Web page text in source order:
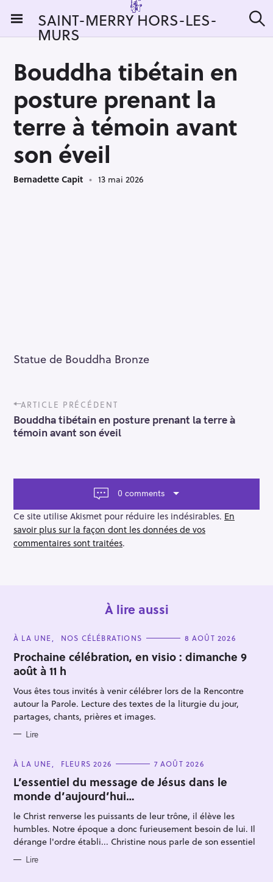
i
SAINT-MERRY HORS-LES-
MURS e
Bouddha tibétain en
posture prenant la
terre à témoin avant
son éveil
Bernadette Capit 13 mai 2026
Statue de Bouddha Bronze
P
o
s
t
v
a
t
i
o
ARTICLE PRÉCÉDENT
Bouddha tibétain en posture prenant la terre à
témoin avant son éveil
0 comments
Ce site utilise Akismet pour réduire les indésirables. En
savoir plus sur la façon dont les données de vos
commentaires sont traitées.
À lire aussi
C
T
E
G
O
I
E
S
À LA UNE NOS CÉLÉBRATIONS 8 AOÛT 2026
Prochaine célébration, en visio : dimanche 9
août à 11 h
Vous êtes tous invités à venir célébrer lors de la Rencontre
autour la Parole. Lecture des textes de la liturgie du jour,
partages, chants, prières et images.
Lire
C
T
E
G
O
R
I
E
S
À LA UNE FLEURS 2026 7 AOÛT 2026
L’essentiel du message de Jésus dans le
monde d’aujourd’hui…
le Christ renverse les puissants de leur trône, il élève les
humbles. Notre époque a donc furieusement besoin de lui. Il
dérange l'ordre établi... Christine nous parle de son essentiel
Lire
R
e
c
e
r
c
e
r